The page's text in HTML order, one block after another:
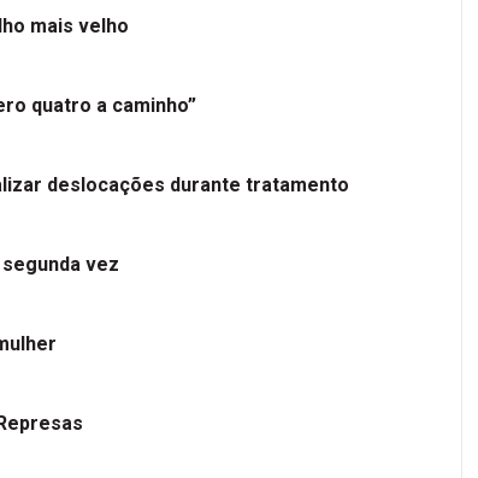
mais velho
quatro a caminho”
deslocações durante tratamento
vez